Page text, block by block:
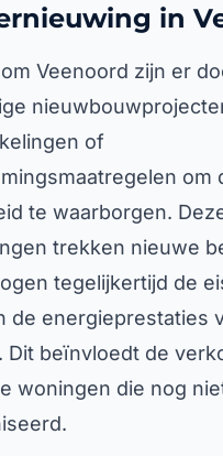
in
Veenoord zijn er
of
om
te waarborgen.
trekken nieuwe
tegelijkertijd de
de energieprestaties
Dit beïnvloedt de
woningen die nog